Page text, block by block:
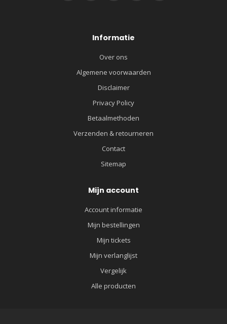
Informatie
Over ons
Algemene voorwaarden
Disclaimer
Privacy Policy
Betaalmethoden
Verzenden & retourneren
Contact
Sitemap
Mijn account
Account informatie
Mijn bestellingen
Mijn tickets
Mijn verlanglijst
Vergelijk
Alle producten